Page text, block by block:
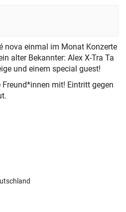
nova einmal im Monat Konzerte
alter Bekannter: Alex X-Tra Ta
und einem special guest!
mit! Eintritt gegen